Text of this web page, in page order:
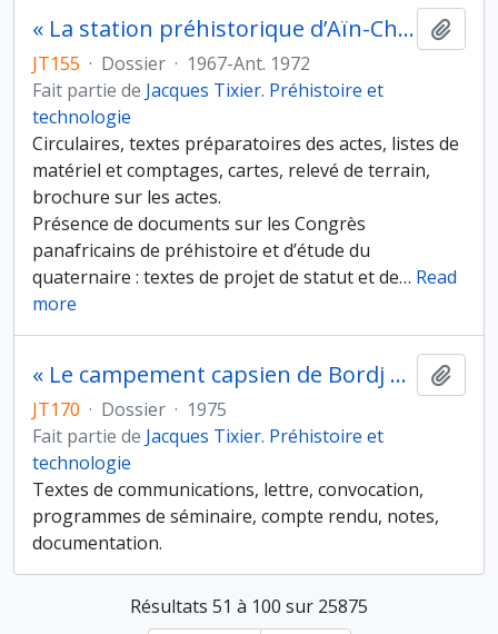
« La station préhistorique d’Aïn-Chebli, région de Reggan (Sahara algérien) », communication au VIe Congrès Panafricain de Préhistoire et d'études du Quaternaire, Dakar, 2-8 décembre 1967 et préparation des actes
JT155 · Dossier · 1967-Ant. 1972
Fait partie de Jacques Tixier. Préhistoire et
technologie
Circulaires, textes préparatoires des actes, listes de
matériel et comptages, cartes, relevé de terrain,
brochure sur les actes.
Présence de documents sur les Congrès
panafricains de préhistoire et d’étude du
quaternaire : textes de projet de statut et de… Read
more
« Le campement capsien de Bordj Mellala (Ouargla, Sahara algérien) », conférence au séminaire de la Chaire de Préhistoire du Collège de France sous la direction d’André Leroi-Gourhan, le 9 janvier ou le 13 février 1975
JT170 · Dossier · 1975
Fait partie de Jacques Tixier. Préhistoire et
technologie
Textes de communications, lettre, convocation,
programmes de séminaire, compte rendu, notes,
documentation.
Résultats 51 à 100 sur 25875